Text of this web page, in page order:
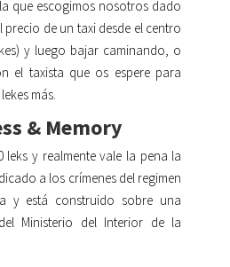
que escogimos nosotros dado
precio de un taxi desde el centro
y luego bajar caminando, o
el taxista que os espere para
más.
& Memory
leks y realmente vale la pena la
a los crímenes del regimen
y está construido sobre una
Ministerio del Interior de la